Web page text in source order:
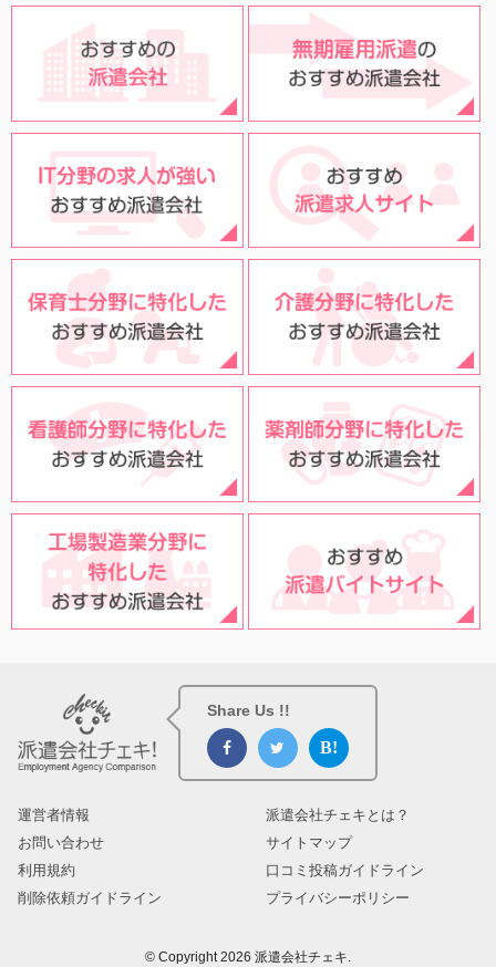
Share Us !!
運営者情報
派遣会社チェキとは？
お問い合わせ
サイトマップ
利用規約
口コミ投稿ガイドライン
削除依頼ガイドライン
プライバシーポリシー
© Copyright 2026 派遣会社チェキ.